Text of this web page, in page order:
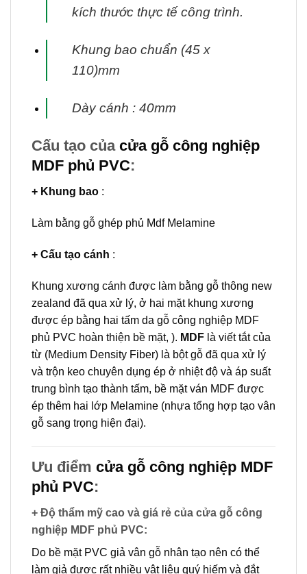
kích thước thực tế công trình.
Khung bao chuẩn (45 x
110)mm
Dày cánh : 40mm
Cấu tạo của cửa gỗ công nghiệp
MDF phủ PVC:
+ Khung bao :
Làm bằng gỗ ghép phủ Mdf Melamine
+ Cấu tạo cánh :
Khung xương cánh được làm bằng gỗ thông new
zealand đã qua xử lý, ở hai mặt khung xương
được ép bằng hai tấm da gỗ công nghiệp MDF
phủ PVC hoàn thiện bề mặt, ). MDF là viết tắt của
từ (Medium Density Fiber) là bột gỗ đã qua xử lý
và trộn keo chuyên dụng ép ở nhiệt độ và áp suất
trung bình tạo thành tấm, bề mặt ván MDF được
ép thêm hai lớp Melamine (nhựa tổng hợp tạo vân
gỗ sang trọng hiện đại).
Ưu điểm cửa gỗ công nghiệp MDF
phủ PVC:
+ Độ thẩm mỹ cao và giá rẻ của cửa gỗ công
nghiệp MDF phủ PVC:
Do bề mặt PVC giả vân gỗ nhân tạo nên có thể
làm giả được rất nhiều vật liệu quý hiếm và đắt